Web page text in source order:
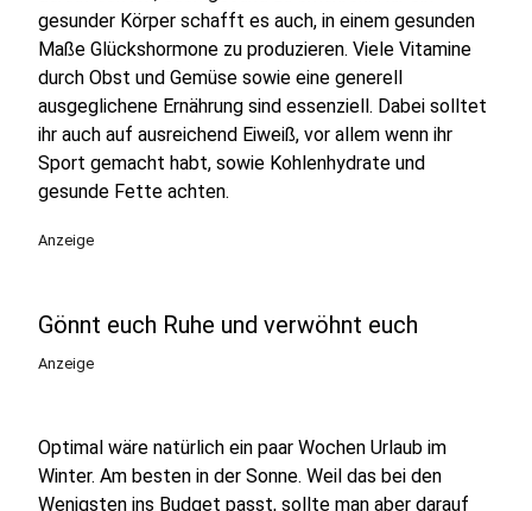
gesunder Körper schafft es auch, in einem gesunden
Maße Glückshormone zu produzieren. Viele Vitamine
durch Obst und Gemüse sowie eine generell
ausgeglichene Ernährung sind essenziell. Dabei solltet
ihr auch auf ausreichend Eiweiß, vor allem wenn ihr
Sport gemacht habt, sowie Kohlenhydrate und
gesunde Fette achten.
Anzeige
Gönnt euch Ruhe und verwöhnt euch
Anzeige
Optimal wäre natürlich ein paar Wochen Urlaub im
Winter. Am besten in der Sonne. Weil das bei den
Wenigsten ins Budget passt, sollte man aber darauf